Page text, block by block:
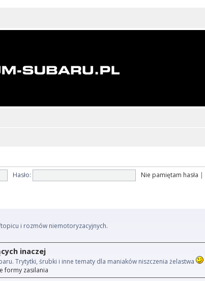
Hasło: Nie pamiętam hasła |
i rozmów niemotoryzacyjnych.
inaczej
Trytytki, śrubki i inne tematy dla maniaków niszczenia żelastwa
formy zasilania